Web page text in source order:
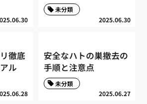
2025.06.30
未分類
徹底
ル
安全なハトの巣撤去の
手順と注意点
2025.06.27
未分類